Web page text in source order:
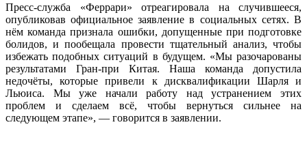
Пресс-служба «Феррари» отреагировала на случившееся,
опубликовав официальное заявление в социальных сетях. В
нём команда признала ошибки, допущенные при подготовке
болидов, и пообещала провести тщательный анализ, чтобы
избежать подобных ситуаций в будущем. «Мы разочарованы
результатами Гран-при Китая. Наша команда допустила
недочёты, которые привели к дисквалификации Шарля и
Льюиса. Мы уже начали работу над устранением этих
проблем и сделаем всё, чтобы вернуться сильнее на
следующем этапе», — говорится в заявлении.